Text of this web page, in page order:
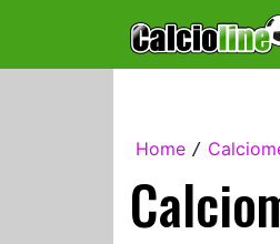
Home /